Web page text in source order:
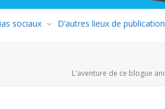
sociaux D’autres lieux de
L'aventure de ce blogue